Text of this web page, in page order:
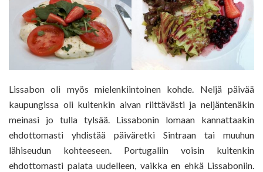
Lissabon oli myös mielenkiintoinen kohde. Neljä päivää
kaupungissa oli kuitenkin aivan riittävästi ja neljäntenäkin
meinasi jo tulla tylsää. Lissabonin lomaan kannattaakin
ehdottomasti yhdistää päiväretki Sintraan tai muuhun
lähiseudun kohteeseen. Portugaliin voisin kuitenkin
ehdottomasti palata uudelleen, vaikka en ehkä Lissaboniin.